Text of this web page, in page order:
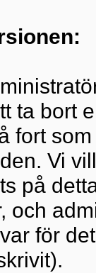
ta bort
fort
Vi
på
och
för